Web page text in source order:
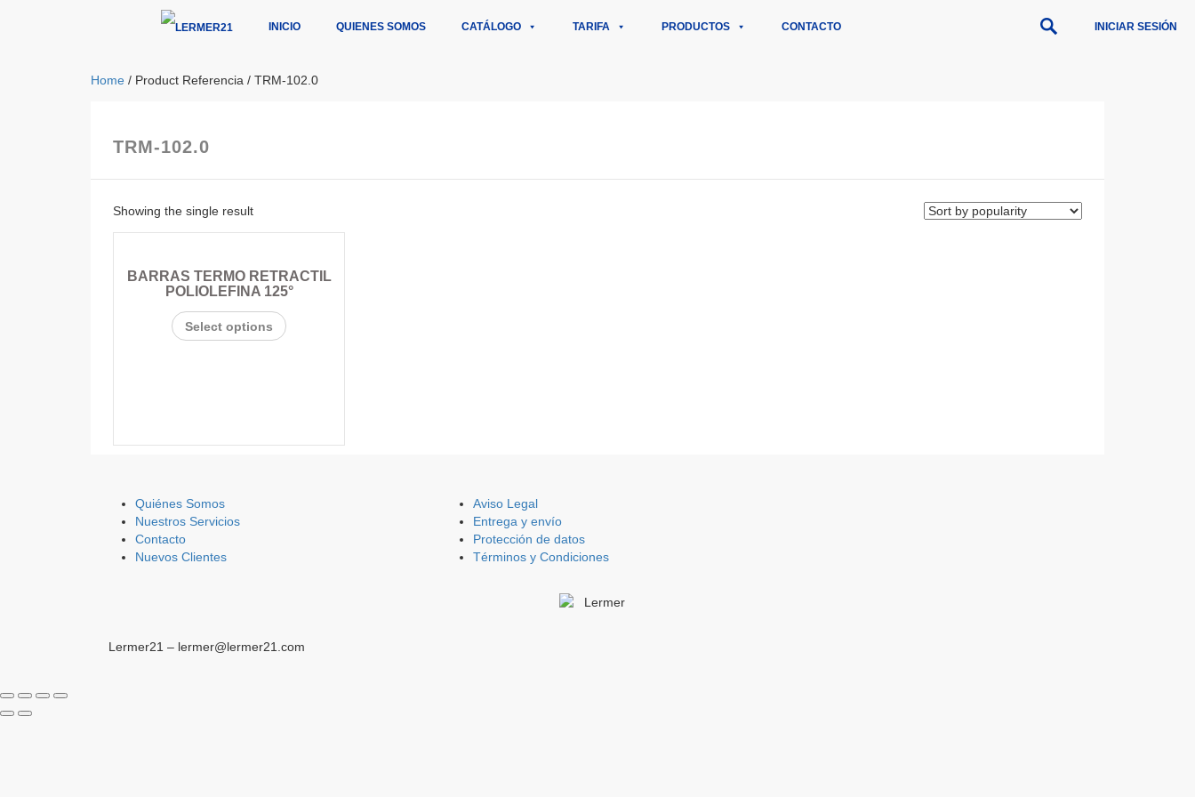
INICIO QUIENES SOMOS CATÁLOGO TARIFA PRODUCTOS CONTACTO INICIAR SESIÓN
Home / Product Referencia / TRM-102.0
TRM-102.0
Showing the single result
BARRAS TERMO RETRACTIL
POLIOLEFINA 125°
Select options
Quiénes Somos
Nuestros Servicios
Contacto
Nuevos Clientes
Aviso Legal
Entrega y envío
Protección de datos
Términos y Condiciones
Lermer21 – lermer@lermer21.com